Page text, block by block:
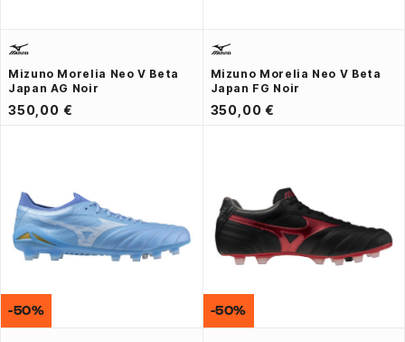
Mizuno Morelia Neo V Beta
Japan AG Noir
350,00 €
Mizuno Morelia Neo V Beta
Japan FG Noir
350,00 €
-50% -50%